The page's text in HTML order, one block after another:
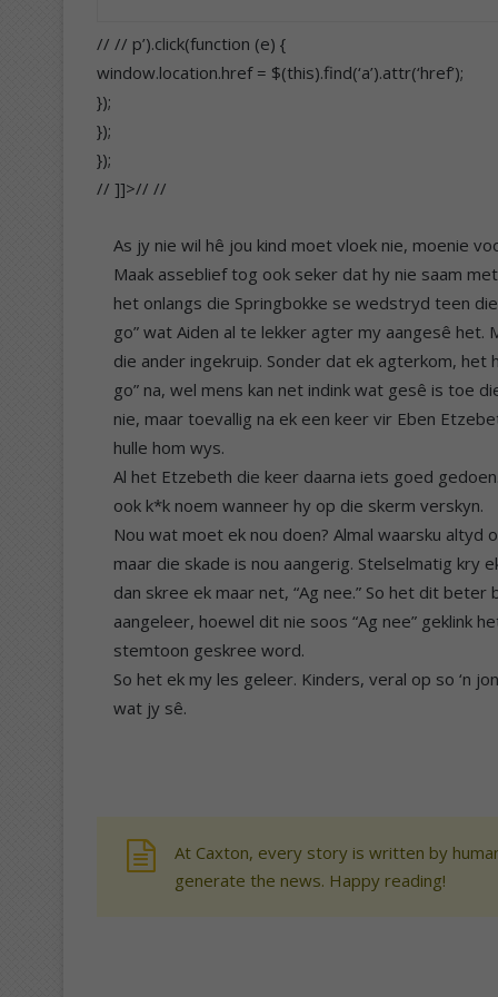
// // p’).click(function (e) {
window.location.href = $(this).find(‘a’).attr(‘href’);
});
});
});
// ]]>// //
As jy nie wil hê jou kind moet vloek nie, moenie
Maak asseblief tog ook seker dat hy nie saam
het onlangs die Springbokke se wedstryd teen
go” wat Aiden al te lekker agter my aangesê
die ander ingekruip. Sonder dat ek agterkom,
go” na, wel mens kan net indink wat gesê is toe
nie, maar toevallig na ek een keer vir Eben
hulle hom wys.
Al het Etzebeth die keer daarna iets goed
ook k*k noem wanneer hy op die skerm verskyn.
Nou wat moet ek nou doen? Almal waarsku
maar die skade is nou aangerig. Stelselmatig kry
dan skree ek maar net, “Ag nee.” So het dit
aangeleer, hoewel dit nie soos “Ag nee” geklink
stemtoon geskree word.
So het ek my les geleer. Kinders, veral op so ‘n
wat jy sê.
At Caxton, every story is written by
generate the news. Happy reading!